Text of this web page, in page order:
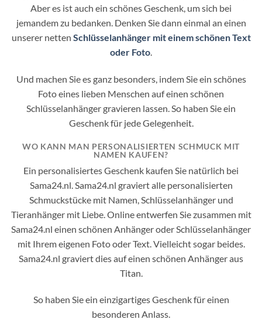
Aber es ist auch ein schönes Geschenk, um sich bei
jemandem zu bedanken. Denken Sie dann einmal an einen
unserer netten Schlüsselanhänger mit einem schönen Text
oder Foto.
Und machen Sie es ganz besonders, indem Sie ein schönes
Foto eines lieben Menschen auf einen schönen
Schlüsselanhänger gravieren lassen. So haben Sie ein
Geschenk für jede Gelegenheit.
WO KANN MAN PERSONALISIERTEN SCHMUCK MIT
NAMEN KAUFEN?
Ein personalisiertes Geschenk kaufen Sie natürlich bei
Sama24.nl. Sama24.nl graviert alle personalisierten
Schmuckstücke mit Namen, Schlüsselanhänger und
Tieranhänger mit Liebe. Online entwerfen Sie zusammen mit
Sama24.nl einen schönen Anhänger oder Schlüsselanhänger
mit Ihrem eigenen Foto oder Text. Vielleicht sogar beides.
Sama24.nl graviert dies auf einen schönen Anhänger aus
Titan.
So haben Sie ein einzigartiges Geschenk für einen
besonderen Anlass.